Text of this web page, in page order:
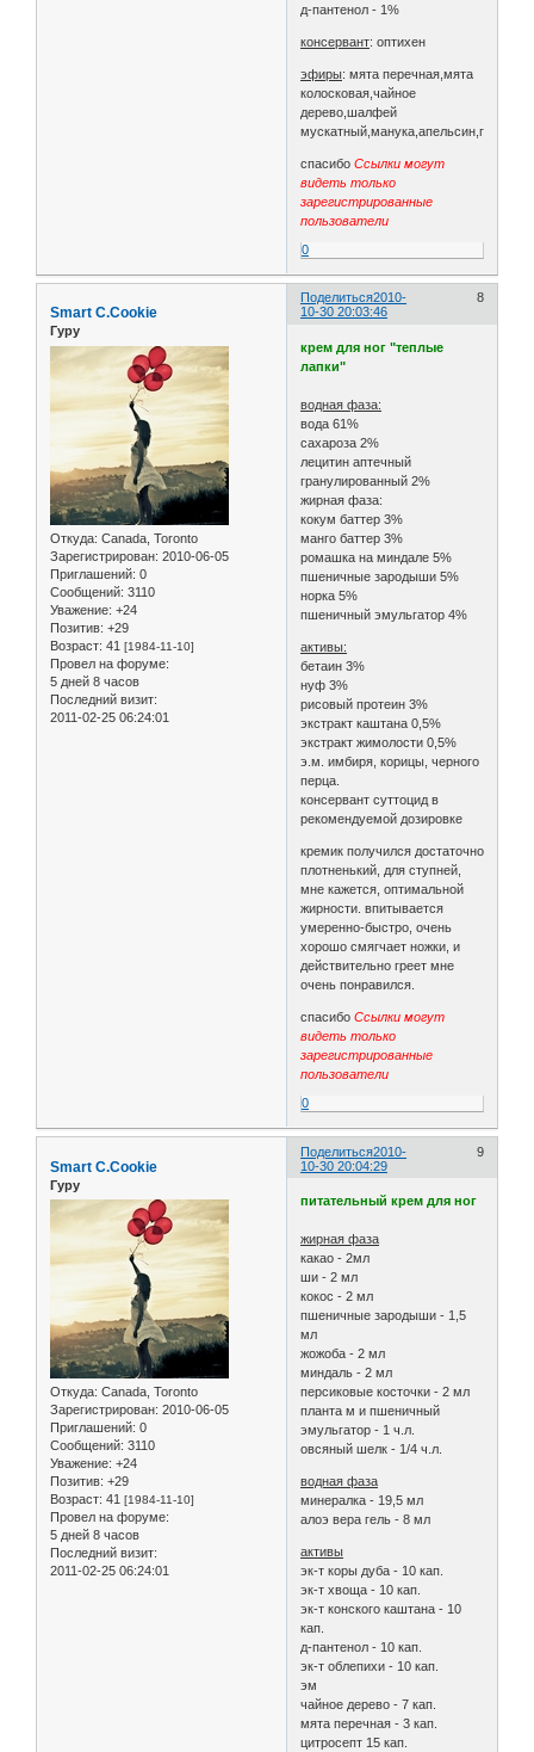
д-пантенол - 1%
консервант: оптихен
эфиры: мята перечная,мята
колосковая,чайное
дерево,шалфей
спасибоСсылки могут
видеть только
зарегистрированные
пользователи
0
Поделиться 8
2010-
10-30 20:03:46
Smart C.Cookie
Гуру
Откуда: Canada, Toronto
Зарегистрирован: 2010-06-05
Приглашений: 0
Сообщений: 3110
Уважение: +24
Позитив: +29
Возраст: 41 [1984-11-10]
Провел на форуме:
5 дней 8 часов
Последний визит:
2011-02-25 06:24:01
крем для ног "теплые
лапки"
водная фаза:
вода 61%
сахароза 2%
лецитин аптечный
гранулированный 2%
жирная фаза:
кокум баттер 3%
манго баттер 3%
ромашка на миндале 5%
пшеничные зародыши 5%
норка 5%
пшеничный эмульгатор 4%
активы:
бетаин 3%
нуф 3%
рисовый протеин 3%
экстракт каштана 0,5%
экстракт жимолости 0,5%
э.м. имбиря, корицы, черного
перца.
консервант суттоцид в
рекомендуемой дозировке
кремик получился достаточно
плотненький, для ступней,
мне кажется, оптимальной
жирности. впитывается
умеренно-быстро, очень
хорошо смягчает ножки, и
действительно греет мне
очень понравился.
спасибоСсылки могут
видеть только
зарегистрированные
пользователи
0
Поделиться 9
2010-
10-30 20:04:29
Smart C.Cookie
Гуру
Откуда: Canada, Toronto
Зарегистрирован: 2010-06-05
Приглашений: 0
Сообщений: 3110
Уважение: +24
Позитив: +29
Возраст: 41 [1984-11-10]
Провел на форуме:
5 дней 8 часов
Последний визит:
2011-02-25 06:24:01
питательный крем для ног
жирная фаза
какао - 2мл
ши - 2 мл
кокос - 2 мл
пшеничные зародыши - 1,5
мл
жожоба - 2 мл
миндаль - 2 мл
персиковые косточки - 2 мл
планта м и пшеничный
эмульгатор - 1 ч.л.
овсяный шелк - 1/4 ч.л.
водная фаза
минералка - 19,5 мл
алоэ вера гель - 8 мл
активы
эк-т коры дуба - 10 кап.
эк-т хвоща - 10 кап.
эк-т конского каштана - 10
кап.
д-пантенол - 10 кап.
эк-т облепихи - 10 кап.
эм
чайное дерево - 7 кап.
мята перечная - 3 кап.
цитросепт 15 кап.